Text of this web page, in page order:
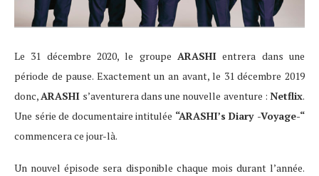
Le 31 décembre 2020, le groupe ARASHI entrera dans une
période de pause. Exactement un an avant, le 31 décembre 2019
donc,ARASHI s’aventurera dans une nouvelle aventure : Netflix.
Une série de documentaire intitulée “ARASHI’s Diary -Voyage-“
commencera ce jour-là.
Un nouvel épisode sera disponible chaque mois durant l’année.